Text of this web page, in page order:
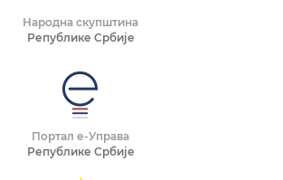
Народна скупштина
Републике Србије
Портал е-Управа
Републике Србије